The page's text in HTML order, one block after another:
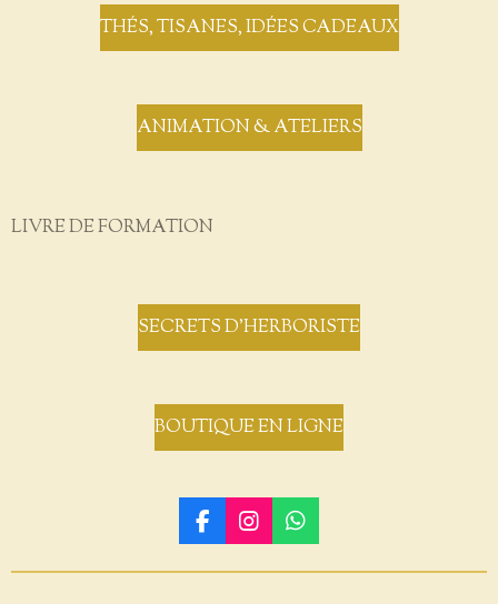
THÉS, TISANES, IDÉES CADEAUX
ANIMATION & ATELIERS
LIVRE DE FORMATION
SECRETS D'HERBORISTE
BOUTIQUE EN LIGNE
F
a
c
I
n
s
W
h
a